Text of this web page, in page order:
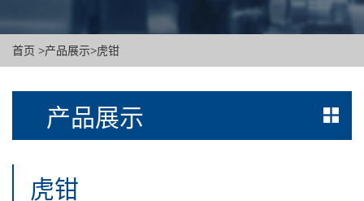
首页 >产品展示>虎钳
产品展示
虎钳